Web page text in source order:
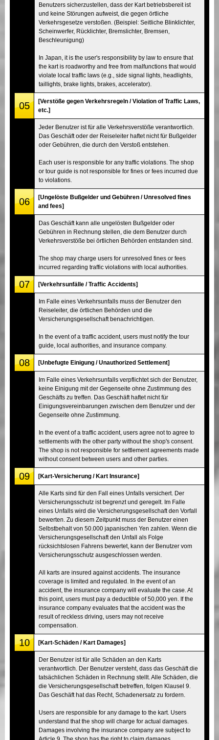
Benutzers sicherzustellen, dass der Kart betriebsbereit ist
und keine Störungen aufweist, die gegen örtliche
Verkehrsgesetze verstoßen. (Beispiel: Seitliche Blinklichter,
Scheinwerfer, Rücklichter, Bremslichter, Bremsen,
Beschleunigung)
In Japan, it is the user's responsibility by law to ensure that
the kart is roadworthy and free from malfunctions that would
violate local traffic laws (e.g., side signal lights, headlights,
taillights, brake lights, brakes, accelerator).
05
[Verstöße gegen Verkehrsregeln / Violation of Traffic Laws,
etc.]
Jeder Benutzer ist für alle Verkehrsverstöße verantwortlich.
Das Geschäft oder der Reiseleiter haftet nicht für Bußgelder
oder Gebühren, die durch den Verstoß entstehen.
Each user is responsible for any traffic violations. The shop
or tour guide is not responsible for fines or fees incurred due
to violations.
06
[Ungelöste Bußgelder und Gebühren / Unresolved fines
and fees]
Das Geschäft kann alle ungelösten Bußgelder oder
Gebühren in Rechnung stellen, die dem Benutzer durch
Verkehrsverstöße bei örtlichen Behörden entstanden sind.
The shop may charge users for unresolved fines or fees
incurred regarding traffic violations with local authorities.
07 [Verkehrsunfälle / Traffic Accidents]
Im Falle eines Verkehrsunfalls muss der Benutzer den
Reiseleiter, die örtlichen Behörden und die
Versicherungsgesellschaft benachrichtigen.
In the event of a traffic accident, users must notify the tour
guide, local authorities, and insurance company.
08 [Unbefugte Einigung / Unauthorized Settlement]
Im Falle eines Verkehrsunfalls verpflichtet sich der Benutzer,
keine Einigung mit der Gegenseite ohne Zustimmung des
Geschäfts zu treffen. Das Geschäft haftet nicht für
Einigungsvereinbarungen zwischen dem Benutzer und der
Gegenseite ohne Zustimmung.
In the event of a traffic accident, users agree not to agree to
settlements with the other party without the shop's consent.
The shop is not responsible for settlement agreements made
without consent between users and other parties.
09 [Kart-Versicherung / Kart Insurance]
Alle Karts sind für den Fall eines Unfalls versichert. Der
Versicherungsschutz ist begrenzt und geregelt. Im Falle
eines Unfalls wird die Versicherungsgesellschaft den Vorfall
bewerten. Zu diesem Zeitpunkt muss der Benutzer einen
Selbstbehalt von 50.000 japanischen Yen zahlen. Wenn die
Versicherungsgesellschaft den Unfall als Folge
rücksichtslosen Fahrens bewertet, kann der Benutzer vom
Versicherungsschutz ausgeschlossen werden.
All karts are insured against accidents. The insurance
coverage is limited and regulated. In the event of an
accident, the insurance company will evaluate the case. At
this point, users must pay a deductible of 50,000 yen. If the
insurance company evaluates that the accident was the
result of reckless driving, users may not receive
compensation.
10 [Kart-Schäden / Kart Damages]
Der Benutzer ist für alle Schäden an den Karts
verantwortlich. Der Benutzer versteht, dass das Geschäft die
tatsächlichen Schäden in Rechnung stellt. Alle Schäden, die
die Versicherungsgesellschaft betreffen, folgen Klausel 9.
Das Geschäft hat das Recht, Schadenersatz zu fordern.
Users are responsible for any damage to the kart. Users
understand that the shop will charge for actual damages.
Damages involving the insurance company are subject to